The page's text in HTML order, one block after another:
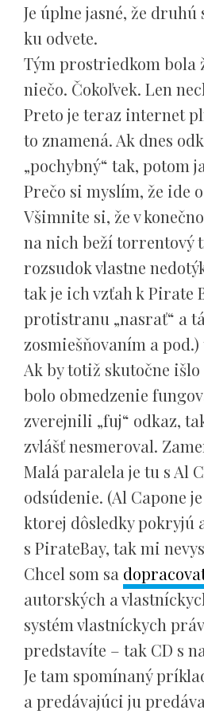
Je úplne jasné, že
ku odvete.
Tým prostriedkom bola
niečo. Čokoľvek. Len
Preto je teraz internet
to znamená. Ak dnes
„pochybný“ tak, potom
Prečo si myslím, že ide
Všimnite si, že v
na nich beží torrentový
rozsudok vlastne
tak je ich vzťah k Pirate
protistranu „nasrať“ a
zosmiešňovaním a
Ak by totiž skutočne
bolo obmedzenie
zverejnili „fuj“ odkaz,
zvlášť nesmeroval.
Malá paralela je tu s Al
odsúdenie. (Al Capone
ktorej dôsledky pokryjú
s PirateBay, tak mi
Chcel som sa
autorských a
systém vlastníckych
predstavíte – tak CD s
Je tam spomínaný
a predávajúci ju